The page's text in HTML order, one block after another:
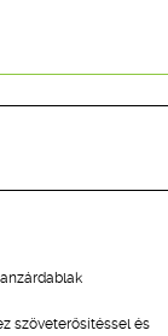
szöveterősítéssel és